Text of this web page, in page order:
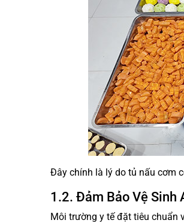
Đây chính là lý do tủ nấu cơm
1.2. Đảm Bảo Vệ Sinh
Môi trường y tế đặt tiêu chuẩn